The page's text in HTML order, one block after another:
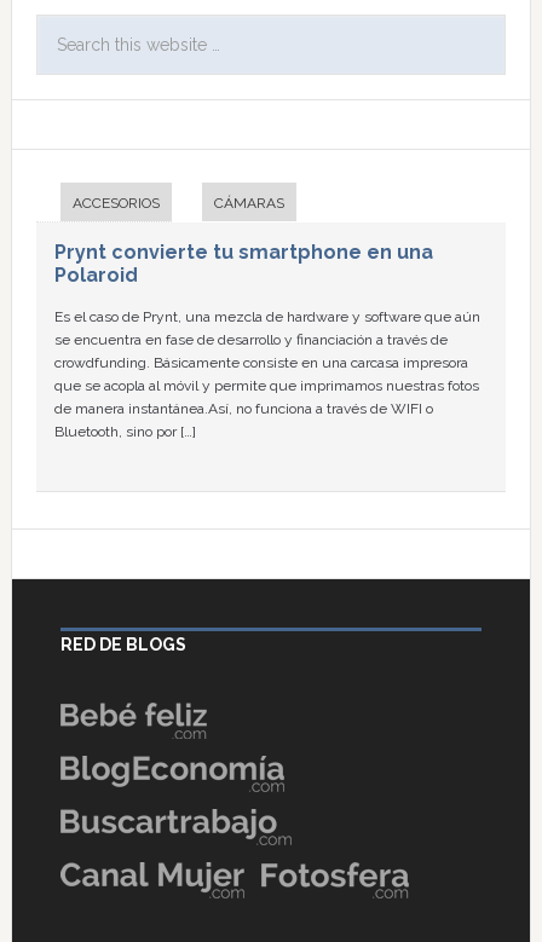
ACCESORIOS CÁMARAS
Prynt convierte tu smartphone en una
Polaroid
Es el caso de Prynt, una mezcla de hardware y software que aún
se encuentra en fase de desarrollo y financiación a través de
crowdfunding. Básicamente consiste en una carcasa impresora
que se acopla al móvil y permite que imprimamos nuestras fotos
de manera instantánea.Así, no funciona a través de WIFI o
Bluetooth, sino por […]
RED DE BLOGS